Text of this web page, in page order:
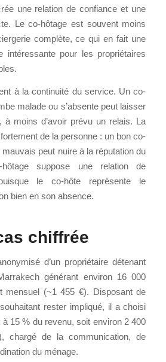
une relation de confiance et une
Le co-hôtage est souvent moins
complète, ce qui en fait une
intéressante pour les propriétaires
à la continuité du service. Un co-
malade ou s’absente peut laisser
à moins d’avoir prévu un relais. La
de la personne : un bon co-
peut nuire à la réputation du
suppose une relation de
le co-hôte représente le
bien en son absence.
chiffrée
d’un propriétaire détenant
générant environ 16 000
mensuel (~1 455 €). Disposant de
rester impliqué, il a choisi
15 % du revenu, soit environ 2 400
chargé de la communication, de
du ménage.